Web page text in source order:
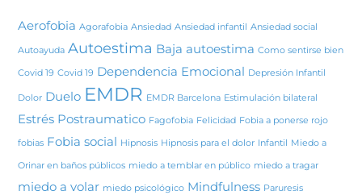
Aerofobia Agorafobia Ansiedad Ansiedad infantil Ansiedad social
Autoayuda Autoestima Baja autoestima Como sentirse bien
Covid 19 Covid 19 Dependencia Emocional Depresión Infantil
Dolor Duelo EMDR EMDR Barcelona Estimulación bilateral
Estrés Postraumatico Fagofobia Felicidad Fobia a ponerse rojo
fobias Fobia social Hipnosis Hipnosis para el dolor Infantil Miedo a
Orinar en baños públicos miedo a temblar en público miedo a tragar
miedo a volar miedo psicológico Mindfulness Paruresis